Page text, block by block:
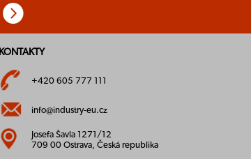
KONTAKTY
+420 605 777 111
info@industry-eu.cz
Josefa Šavla 1271/12
709 00 Ostrava, Česká republika